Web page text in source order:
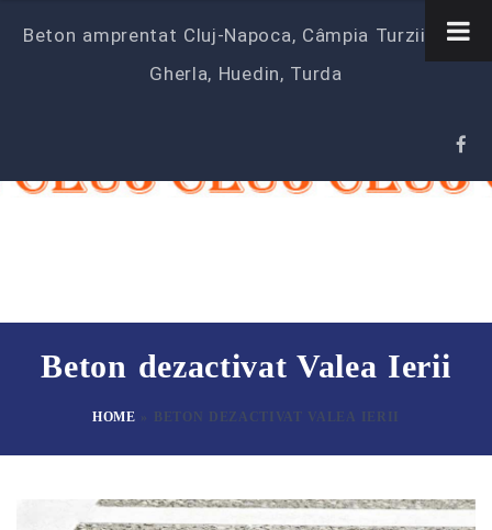
Beton amprentat Cluj-Napoca, Câmpia Turzii‎, Dej,
Gherla, Huedin, Turda
Beton dezactivat Valea Ierii
HOME BETON DEZACTIVAT VALEA IERII